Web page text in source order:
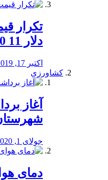
تکرار
دلار 11 400
اکتبر 17, 2019
کشاورزی
آغاز
جولای 1, 2020
دمای